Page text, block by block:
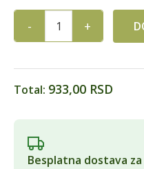
HALVA KAKAO 2/1
Total: 933,00 RSD
Besplatna dostava